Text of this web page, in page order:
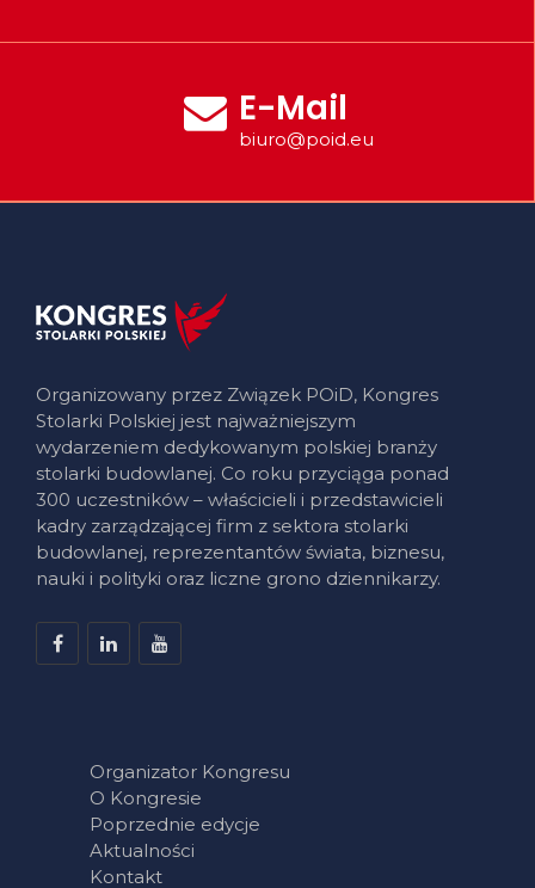
E-Mail
biuro@poid.eu
Organizowany przez Związek POiD, Kongres
Stolarki Polskiej jest najważniejszym
wydarzeniem dedykowanym polskiej branży
stolarki budowlanej. Co roku przyciąga ponad
300 uczestników – właścicieli i przedstawicieli
kadry zarządzającej firm z sektora stolarki
budowlanej, reprezentantów świata, biznesu,
nauki i polityki oraz liczne grono dziennikarzy.
Organizator Kongresu
O Kongresie
Poprzednie edycje
Aktualności
Kontakt